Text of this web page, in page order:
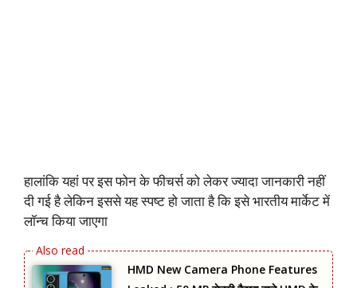
हालांकि यहां पर इस फोन के फीचर्स को लेकर ज्यादा जानकारी नहीं
दी गई है लेकिन इससे यह स्पष्ट हो जाता है कि इसे भारतीय मार्केट में
लॉन्च किया जाएगा
HMD New Camera Phone Features